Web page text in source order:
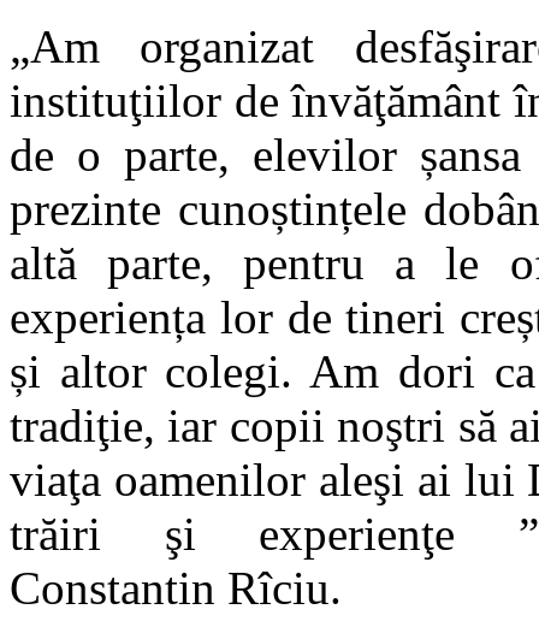
„Am organizat
instituţiilor de învăţământ
de o parte, elevilor
prezinte cunoștințele
altă parte, pentru a le
experiența lor de tineri
și altor colegi. Am dori
tradiţie, iar copii noştri să
viaţa oamenilor aleşi ai lui
trăiri şi experienţe
Constantin Rîciu.